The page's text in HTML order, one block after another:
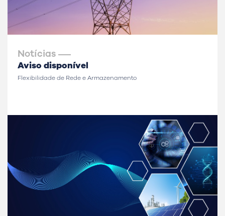
Notícias
Aviso disponível
Flexibilidade de Rede e Armazenamento